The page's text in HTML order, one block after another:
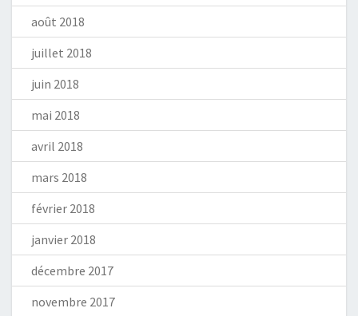
août 2018
juillet 2018
juin 2018
mai 2018
avril 2018
mars 2018
février 2018
janvier 2018
décembre 2017
novembre 2017